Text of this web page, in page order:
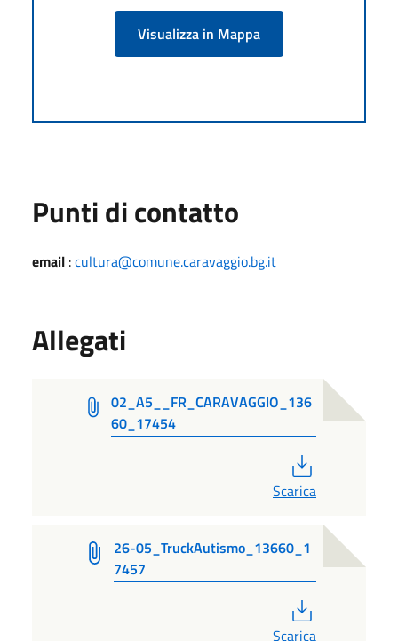
Visualizza in Mappa
Punti di contatto
email :cultura@comune.caravaggio.bg.it
Allegati
02_A5__FR_CARAVAGGIO_136
60_17454
Scarica
26-05_TruckAutismo_13660_1
7457
Scarica